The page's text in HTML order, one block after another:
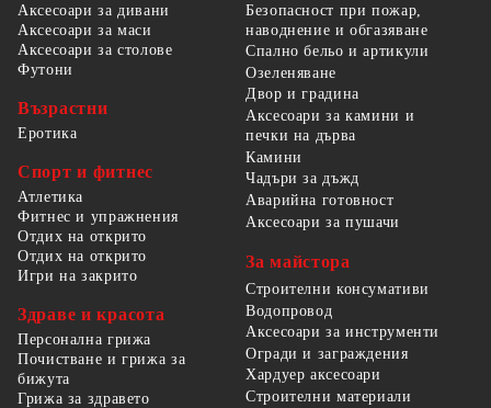
Аксесоари за дивани
Аксесоари за маси
Аксесоари за столове
Футони
Възрастни
Еротика
Спорт и фитнес
Атлетика
Фитнес и упражнения
Отдих на открито
Отдих на открито
Игри на закрито
Здраве и красота
Персонална грижа
Почистване и грижа за
бижута
Грижа за здравето
Безопасност при пожар,
наводнение и обгазяване
Спално бельо и артикули
Озеленяване
Двор и градина
Аксесоари за камини и
печки на дърва
Камини
Чадъри за дъжд
Аварийна готовност
Аксесоари за пушачи
За майстора
Строителни консумативи
Водопровод
Аксесоари за инструменти
Огради и заграждения
Хардуер аксесоари
Строителни материали